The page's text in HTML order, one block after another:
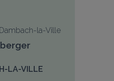
LA-VILLE